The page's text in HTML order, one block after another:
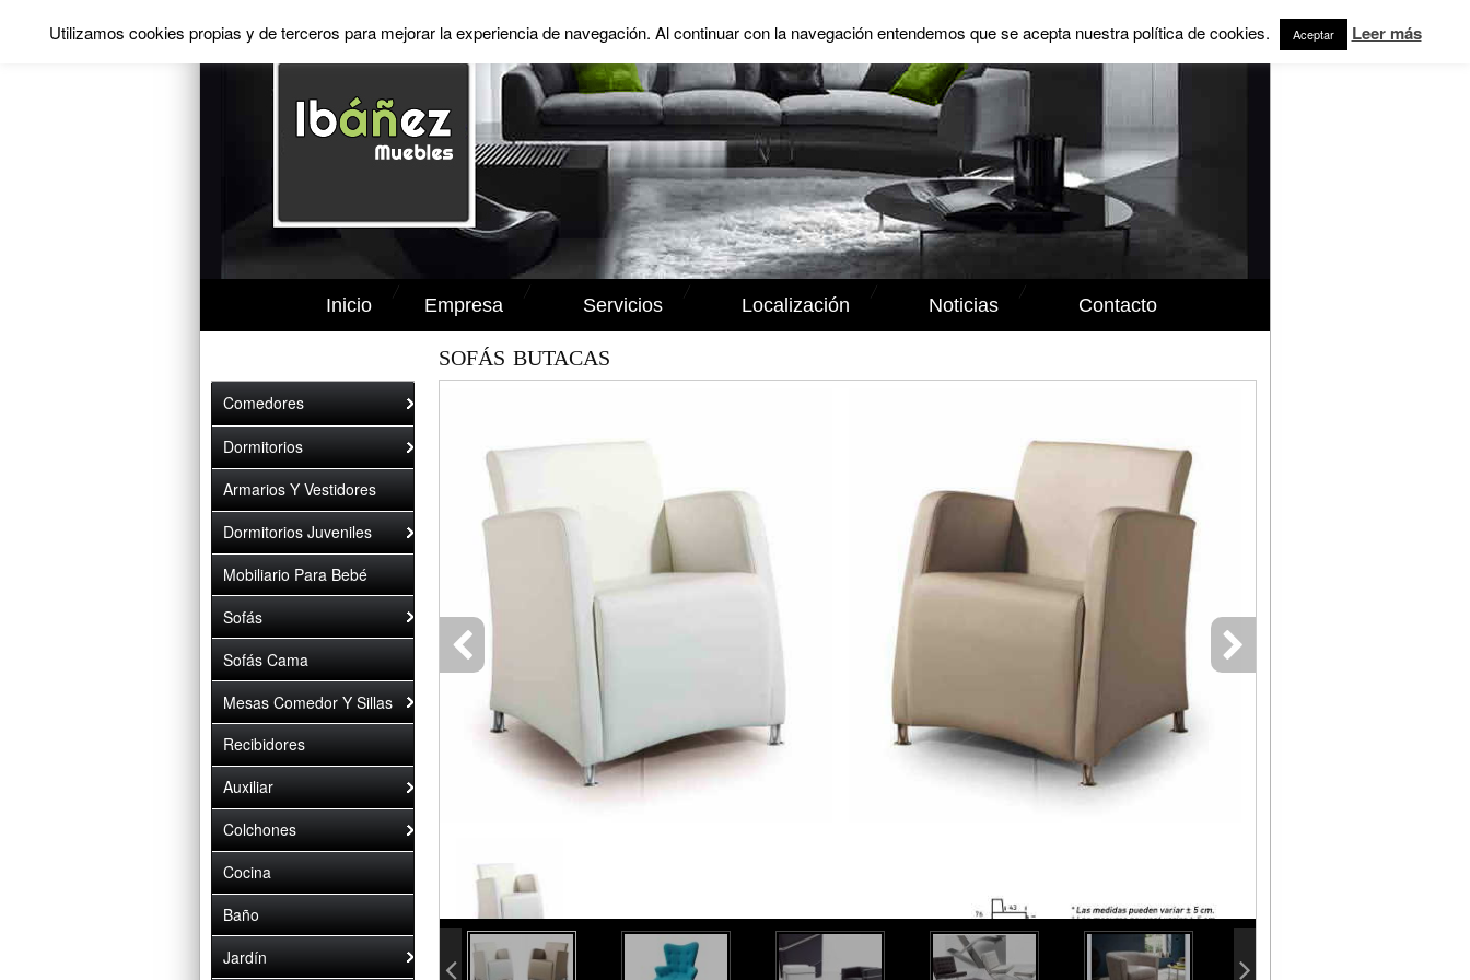
Inicio Empresa Servicios Localización Noticias Contacto
Comedores
Dormitorios
Armarios Y Vestidores
Dormitorios Juveniles
Mobiliario Para Bebé
Sofás
Sofás Cama
Mesas Comedor Y Sillas
Recibidores
Auxiliar
Colchones
Cocina
Baño
Jardín
SOFÁS BUTACAS
info heading
info content
Utilizamos cookies propias y de terceros para mejorar la experiencia de navegación. Al continuar con la navegación entendemos que se acepta nuestra política de cookies. Aceptar Leer más